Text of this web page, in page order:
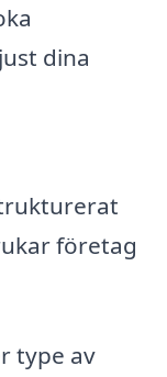
dina
företag
type av